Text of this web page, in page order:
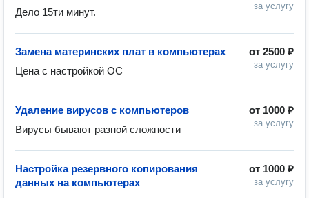
за услугу
Дело 15ти минут.
от 2500 ₽
за услугу
Замена материнских плат в компьютерах
Цена с настройкой ОС
от 1000 ₽
за услугу
Удаление вирусов с компьютеров
Вирусы бывают разной сложности
от 1000 ₽
за услугу
Настройка резервного копирования
данных на компьютерах